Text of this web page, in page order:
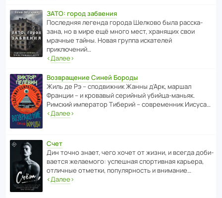
ЗАТО: город забвения
После­дняя легенда города Шелково была расска­
зана, но в мире ещё много мест, хранящих свои
мрачные тайны. Новая группа иска­телей
приключений…
‹Далее›
Возвращение Синей Бороды
Жиль де Рэ – спод­ви­жник Жанны д’Арк, маршал
Франции – и кровавый серийный убийца-маньяк.
Римский импе­ратор Тиберий – совре­менник Иисуса…
‹Далее›
Счет
Дин точно знает, чего хочет от жизни, и всегда доби­
ва­ется жела­е­мого: успе­шная спор­ти­вная карьера,
отли­чные отметки, попу­ля­р­ность и внимание…
‹Далее›